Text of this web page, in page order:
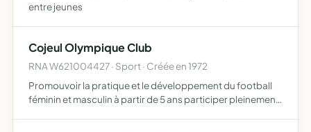
entre jeunes
Cojeul Olympique Club
RNA W621004427 · Sport · Créée en 1972
Promouvoir la pratique et le développement du football
féminin et masculin à partir de 5 ans participer pleinement